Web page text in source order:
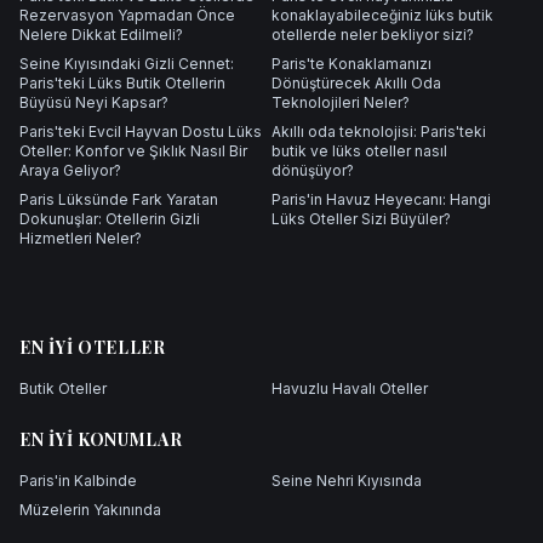
Rezervasyon Yapmadan Önce
Nelere Dikkat Edilmeli?
konaklayabileceğiniz lüks butik
otellerde neler bekliyor sizi?
Seine Kıyısındaki Gizli Cennet:
Paris'teki Lüks Butik Otellerin
Büyüsü Neyi Kapsar?
Paris'te Konaklamanızı
Dönüştürecek Akıllı Oda
Teknolojileri Neler?
Paris'teki Evcil Hayvan Dostu Lüks
Oteller: Konfor ve Şıklık Nasıl Bir
Araya Geliyor?
Akıllı oda teknolojisi: Paris'teki
butik ve lüks oteller nasıl
dönüşüyor?
Paris Lüksünde Fark Yaratan
Dokunuşlar: Otellerin Gizli
Hizmetleri Neler?
Paris'in Havuz Heyecanı: Hangi
Lüks Oteller Sizi Büyüler?
EN İYI OTELLER
Butik Oteller Havuzlu Havalı Oteller
EN İYI KONUMLAR
Paris'in Kalbinde
Seine Nehri Kıyısında
Müzelerin Yakınında